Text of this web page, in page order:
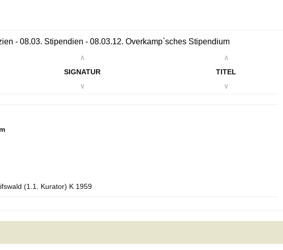
- 08.03. Stipendien - 08.03.12. Overkamp`sches Stipendium
∧
SIGNATUR
∨
∧
TITEL
∨
(1.1. Kurator) K 1959